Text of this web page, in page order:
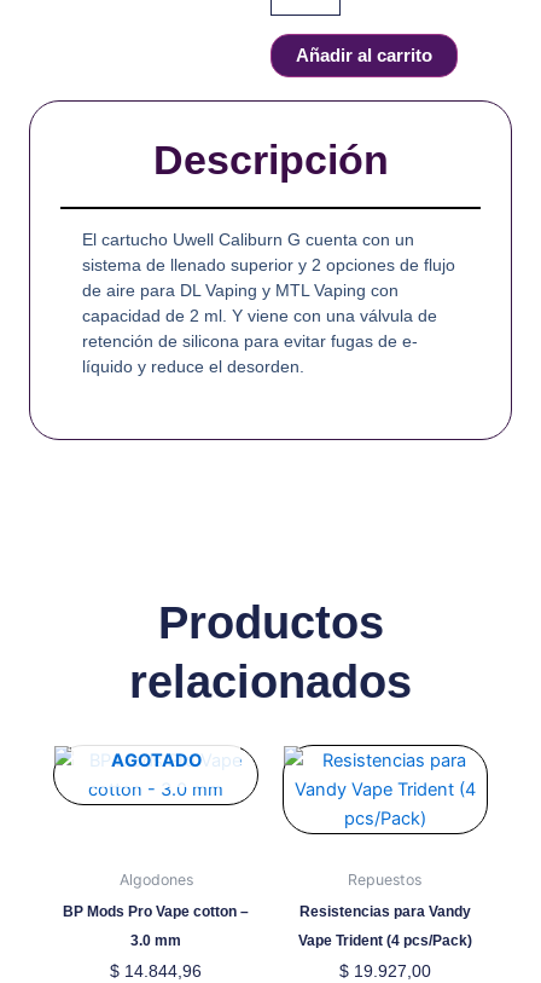
/
Caliburn
Koko
Prime
2ml
cantidad
Añadir al carrito
Descripción
El cartucho Uwell Caliburn G cuenta con un
sistema de llenado superior y 2 opciones de flujo
de aire para DL Vaping y MTL Vaping con
capacidad de 2 ml. Y viene con una válvula de
retención de silicona para evitar fugas de e-
líquido y reduce el desorden.
Productos
relacionados
AGOTADO
Algodones
BP Mods Pro Vape cotton –
3.0 mm
$ 14.844,96
Repuestos
Resistencias para Vandy
Vape Trident (4 pcs/Pack)
$19.927,00
Este
producto
tiene
variantes.
opciones
se